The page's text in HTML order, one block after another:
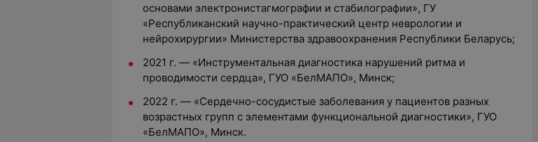
основами электронистагмографии и стабилографии», ГУ
«Республиканский научно-практический центр неврологии и
нейрохирургии» Министерства здравоохранения Республики Беларусь;
2021 г. — «Инструментальная диагностика нарушений ритма и
проводимости сердца», ГУО «БелМАПО», Минск;
2022 г. — «Cердечно-сосудистые заболевания у пациентов разных
возрастных групп с элементами функциональной диагностики», ГУО
«БелМАПО», Минск.